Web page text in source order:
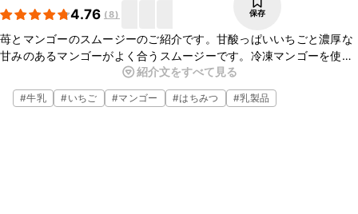
4.76 (8) 保存
苺とマンゴーのスムージーのご紹介です。甘酸っぱいいちごと濃厚な
甘みのあるマンゴーがよく合うスムージーです。冷凍マンゴーを使用
しているので、氷を入れなくても冷たくておいしいですよ。おやつに
もぴったりの一品です。ぜひお試しくださいね。
紹介文をすべて見る
#牛乳 #いちご #マンゴー #はちみつ #乳製品